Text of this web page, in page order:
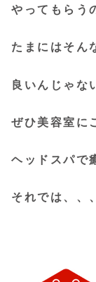
やってもら
たまにはそん
良いんじゃな
ぜひ美容室に
ヘッドスパで
それでは、、、